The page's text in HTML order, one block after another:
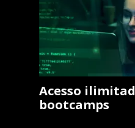
Acesso
bootcamps